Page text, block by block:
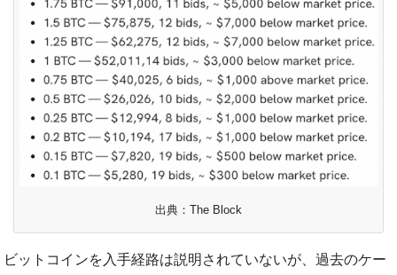
出典：The Block
ビットコインを入手経路は説明されていないが、過去のケー